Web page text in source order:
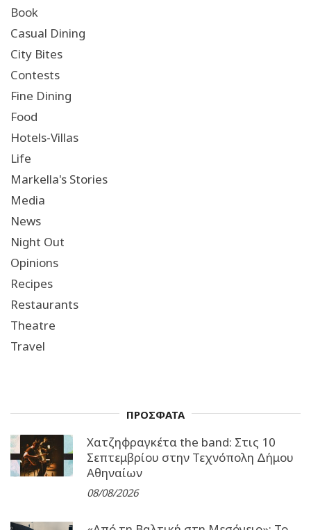
Book
Casual Dining
City Bites
Contests
Fine Dining
Food
Hotels-Villas
Life
Markella's Stories
Media
News
Night Out
Opinions
Recipes
Restaurants
Theatre
Travel
ΠΡΟΣΦΑΤΑ
Χατζηφραγκέτα the band: Στις 10
Σεπτεμβρίου στην Τεχνόπολη Δήμου
Αθηναίων
08/08/2026